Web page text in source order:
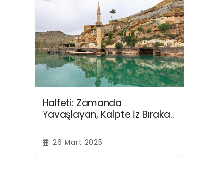
Halfeti: Zamanda
Yavaşlayan, Kalpte İz Bırakan
Şehir
26 Mart 2025